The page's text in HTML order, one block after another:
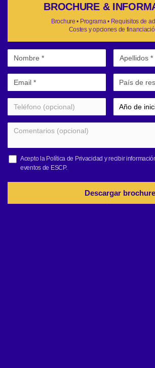
BROCHURE &
Brochure • Programa • Requisitos de
Costes y opciones de
Acepto la Política de Privacidad y recibir
eventos de ESCP.
Descargar brochure